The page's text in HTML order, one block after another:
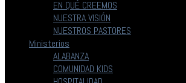
EN QUÉ CREEMOS
NUESTRA VISIÓN
NUESTROS PASTORES
Ministerios
ALABANZA
COMUNIDAD KIDS